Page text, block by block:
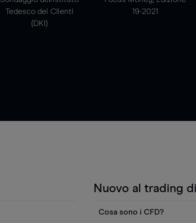
Tedesco dei Clienti
(DKI)
19-2021
Nuovo al trading
Cosa sono i CFD?